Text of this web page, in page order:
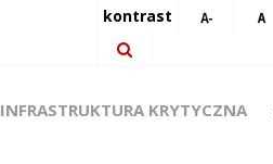
kontrast
INFRASTRUKTURA KRYTYCZNA